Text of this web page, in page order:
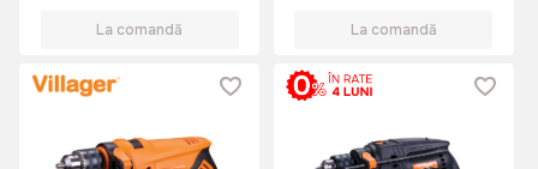
La comandă La comandă